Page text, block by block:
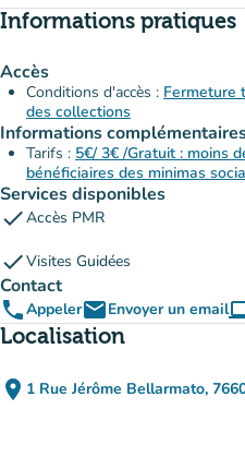
Informations pratiques
Accès
Conditions d'accès : Fermeture
des collections
Informations
Tarifs : 5€/ 3€ /Gratuit : moins
bénéficiaires des minimas
Services disponibles
checkAccès PMR
checkVisites Guidées
Contact
phoneAppeleremailEnvoyer un email
Localisation
place 1 Rue Jérôme Bellarmato,(ouvrir